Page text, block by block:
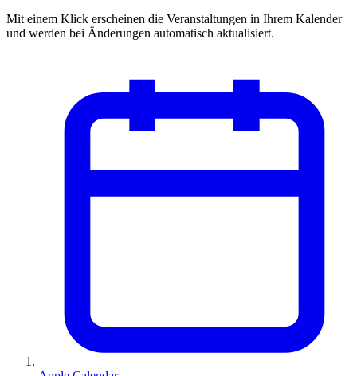
Mit einem Klick erscheinen die Veranstaltungen in Ihrem Kalender
und werden bei Änderungen automatisch aktualisiert.